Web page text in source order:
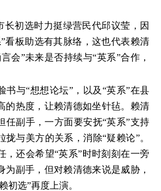
长初选时力挺绿营民代邱议莹，因
看板助选有其脉络，这也代表赖清
会”未来是否持续与“英系”合作，
书与“想想论坛”，以及“英系”在县
的热度，让赖清德如坐针毡。赖清
任副手，一方面要安抚“英系”支持
与美方的关系，消除“疑赖论”。
，还会希望“英系”时时刻刻在一旁
为副手，但对赖清德来说是威胁，
初选”再度上演。